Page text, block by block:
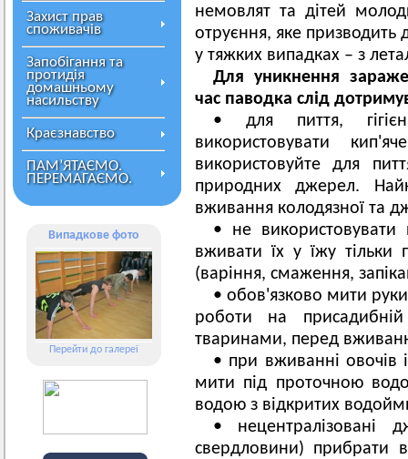
Захист прав
споживачів
Запобігання та
протидія
домашньому
насильству
Краєзнавство
ПАМ’ЯТАЄМО.
ПЕРЕМАГАЄМО.
Випадкове фото
Перейти до галереї
немовлят та дітей
отруєння, яке призводить
у тяжких випадках – з
Для уникнення
час паводка слід
• для пиття,
використовувати
використовуйте для
природних джерел.
вживання колодязної та
• не використовувати
вживати їх у їжу тільки
(варіння, смаження,
• обов'язково мити руки
роботи на присадибній
тваринами, перед
• при вживанні овочів
мити під проточною
водою з відкритих
• нецентралізовані
свердловини) прибрати